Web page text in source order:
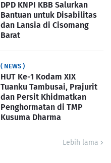
DPD KNPI KBB Salurkan
Bantuan untuk Disabilitas
dan Lansia di Cisomang
Barat
( NEWS )
HUT Ke-1 Kodam XIX
Tuanku Tambusai, Prajurit
dan Persit Khidmatkan
Penghormatan di TMP
Kusuma Dharma
Lebih lama